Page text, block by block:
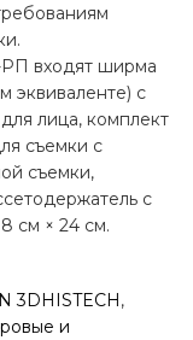
входят ширма
эквиваленте) с
лица, комплект
съемки с
съемки,
с
см × 24 см.
3DHISTECH ,
и